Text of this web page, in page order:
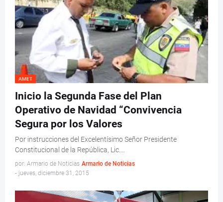
AMET
Inicio la Segunda Fase del Plan
Operativo de Navidad “Convivencia
Segura por los Valores
Por instrucciones del Excelentísimo Señor Presidente
Constitucional de la República, Lic.…
por: Armario de Noticias Armario de Noticias
- jueves, diciembre 31, 2015